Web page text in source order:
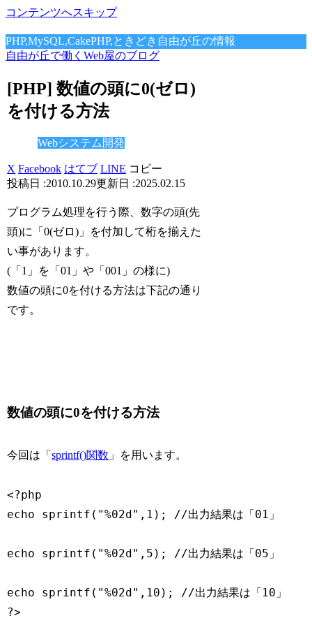
コンテンツへスキップ
PHP,MySQL,CakePHP,ときどき自由が丘の情報
自由が丘で働くWeb屋のブログ
[PHP] 数値の頭に0(ゼロ)
を付ける方法
Webシステム開発
X Facebook はてブ LINE コピー
2010.10.29
2025.02.15
プログラム処理を行う際、数字の頭(先
頭)に「0(ゼロ)」を付加して桁を揃えた
い事があります。
(「1」を「01」や「001」の様に)
数値の頭に0を付ける方法は下記の通り
です。
数値の頭に0を付ける方法
今回は「sprintf()関数 」を用います。
<?php
echo sprintf("%02d",1); //出力結果は「01」
echo sprintf("%02d",5); //出力結果は「05」
echo sprintf("%02d",10); //出力結果は「10」